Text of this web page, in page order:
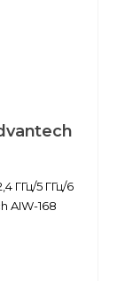
ГГц/5 ГГц/6
AIW-168